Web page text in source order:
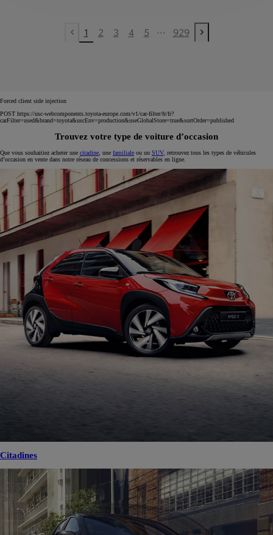
Previous page
1 2 3 4 5 ... 929
Next page
Forced client side injection
POST https://usc-webcomponents.toyota-europe.com/v1/car-filter/fr/fr?
carFilter=used&brand=toyota&uscEnv=production&useGlobalStore=true&sortOrder=published
Trouvez votre type de voiture d’occasion
Que vous souhaitiez acheter une citadine , une familiale ou un SUV, retrouvez tous les types de véhicules
d’occasion en vente dans notre réseau de concessions et réservables en ligne.
Citadines